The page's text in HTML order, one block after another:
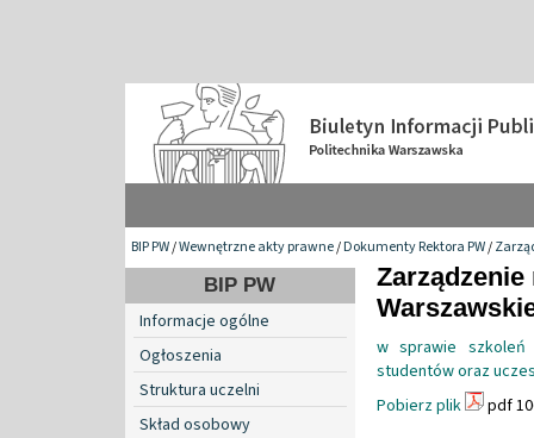
BIP PW/Wewnętrzne akty prawne/Dokumenty Rektora PW/
BIP PW
Informacje ogólne
Ogłoszenia
Struktura uczelni
Skład osobowy
w sprawie szkoleń
studentów oraz
Pobierz plik
pdf